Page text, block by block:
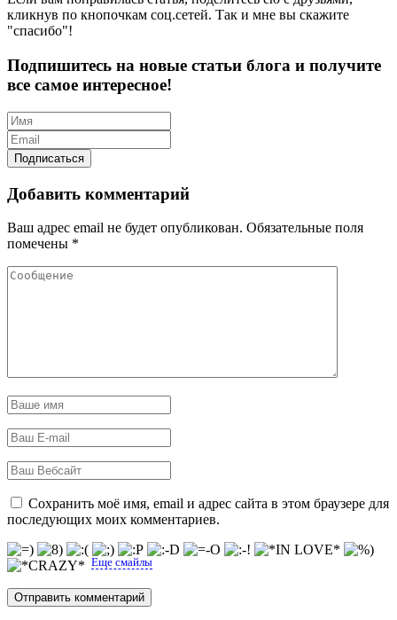
кликнув по кнопочкам соц.сетей. Так и мне вы скажите
"спасибо"!
Подпишитесь на новые статьи блога и получите
все самое интересное!
Добавить комментарий
Ваш адрес email не будет опубликован. Обязательные поля
помечены *
Сохранить моё имя, email и адрес сайта в этом браузере для
последующих моих комментариев.
Еще смайлы